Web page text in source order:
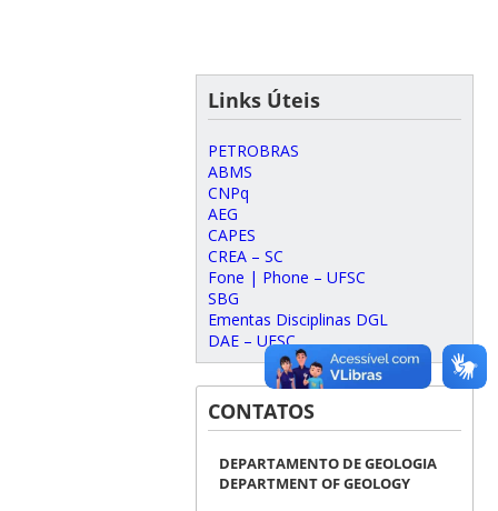
Links Úteis
PETROBRAS
ABMS
CNPq
AEG
CAPES
CREA – SC
Fone | Phone – UFSC
SBG
Ementas Disciplinas DGL
DAE – UFSC
CONTATOS
DEPARTAMENTO DE GEOLOGIA
DEPARTMENT OF GEOLOGY